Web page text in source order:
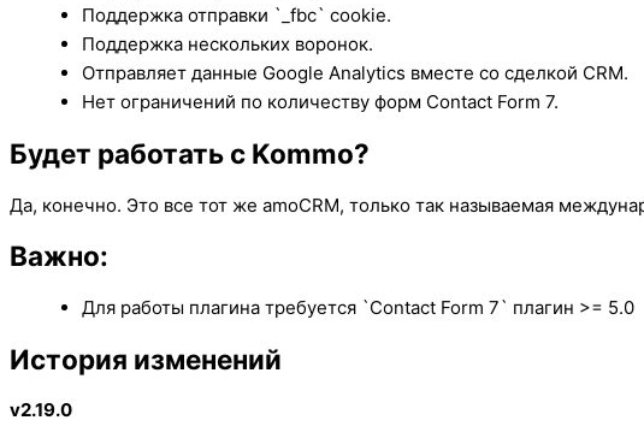
Поддержка отправки `_fbc` cookie.
Поддержка нескольких воронок.
Отправляет данные Google Analytics вместе со сделкой CRM.
Нет ограничений по количеству форм Contact Form 7.
Будет работать с Kommo?
Да, конечно. Это все тот же amoCRM, только так называемая
Важно:
Для работы плагина требуется `Contact Form 7` плагин >= 5.0
История изменений
v2.19.0